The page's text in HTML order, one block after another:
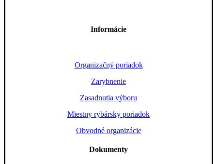
Informácie
Organizačný poriadok
Zarybnenie
Zasadnutia výboru
Miestny rybársky poriadok
Obvodné organizácie
Dokumenty